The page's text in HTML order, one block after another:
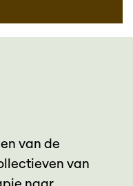
van de
van